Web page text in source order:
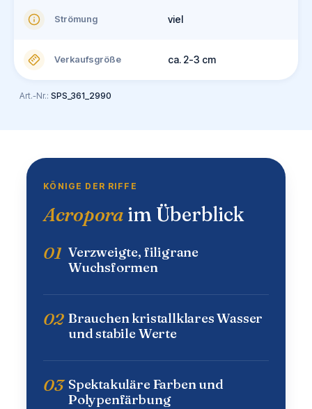
Strömung viel
Verkaufsgröße ca. 2-3 cm
Art.-Nr.: SPS_361_2990
KÖNIGE DER RIFFE
Acropora im Überblick
01 Verzweigte, filigrane
Wuchsformen
02 Brauchen kristallklares Wasser
und stabile Werte
03 Spektakuläre Farben und
Polypenfärbung